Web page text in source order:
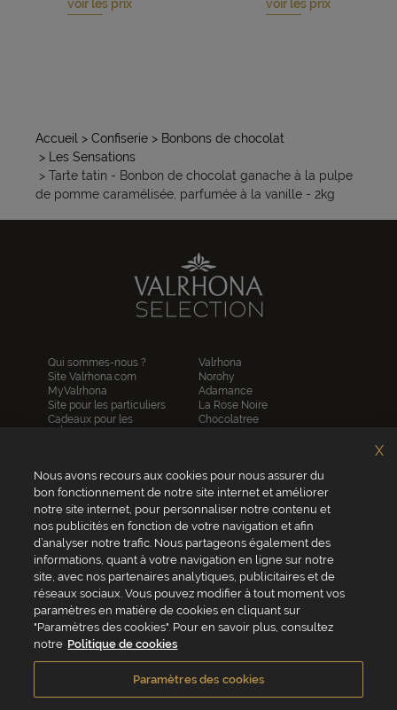
voir les prix voir les prix
Accueil > Confiserie > Bonbons de chocolat
> Les Sensations
> Tarte tatin - Bonbon de chocolat ganache à la pulpe
de pomme caramélisée, parfumée à la vanille - 2kg
Qui sommes-nous ?
Site Valrhona.com
MyValrhona
Site pour les particuliers
Cadeaux pour les
entreprises
Contactez-nous
Valrhona
Norohy
Adamance
La Rose Noire
Chocolatree
Republica del cacao
Service client
04 75 07 51 51
Du lundi au jeudi : 8h - 18h
Le vendredi : 8h - 17h
VALRHONA FRANCE - ZA Les Fleurons - 315 Allée des Bergerons -
Conditions générales de vente Politique de cookies Vie privée
Nous avons recours aux cookies pour nous assurer du
bon fonctionnement de notre site internet et améliorer
notre site internet, pour personnaliser notre contenu et
nos publicités en fonction de votre navigation et afin
d’analyser notre trafic. Nous partageons également des
informations, quant à votre navigation en ligne sur notre
site, avec nos partenaires analytiques, publicitaires et de
réseaux sociaux. Vous pouvez modifier à tout moment vos
paramètres en matière de cookies en cliquant sur
"Paramètres des cookies". Pour en savoir plus, consultez
notre Politique de cookies
Paramètres des cookies
X